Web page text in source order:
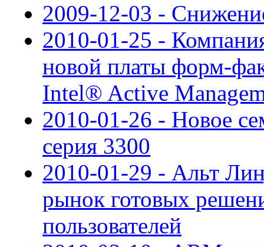
2009-12-03 -
2010-01-25 -
новой платы форм-
Intel® Active
2010-01-26 - Новое
cерия 3300
2010-01-29 - Альт
рынок готовых
пользователей